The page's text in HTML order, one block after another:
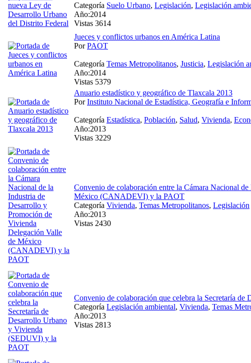
Categoría Suelo Urbano, Legislación, Legislación
Año:2014
Vistas 3614
Jueces y conflictos urbanos en América Latina
PorPAOT
Categoría Temas Metropolitanos, Justicia, Legislación
Año:2014
Vistas 5379
Anuario estadístico y geográfico de Tlaxcala 2013
PorInstituto Nacional de Estadística, Geografía e
Categoría Estadística, Población, Salud, Vivienda,
Año:2013
Vistas 3229
Convenio de colaboración entre la Cámara Nacional
México (CANADEVI) y la PAOT
Categoría Vivienda, Temas Metropolitanos, Legislación
Año:2013
Vistas 2430
Convenio de colaboración que celebra la Secretaría
Categoría Legislación ambiental, Vivienda, Temas
Año:2013
Vistas 2813